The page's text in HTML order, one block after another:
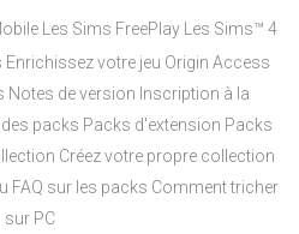
Les Sims FreePlay Les Sims™ 4
votre jeu Origin Access
Notes de version Inscription à la
packs Packs d'extension Packs
Créez votre propre collection
FAQ sur les packs Comment tricher
sur PC